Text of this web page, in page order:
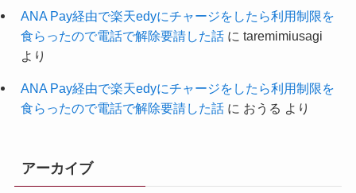
ANA Pay経由で楽天edyにチャージをしたら利用制限を
食らったので電話で解除要請した話に taremimiusagi
より
ANA Pay経由で楽天edyにチャージをしたら利用制限を
食らったので電話で解除要請した話に おうる より
アーカイブ